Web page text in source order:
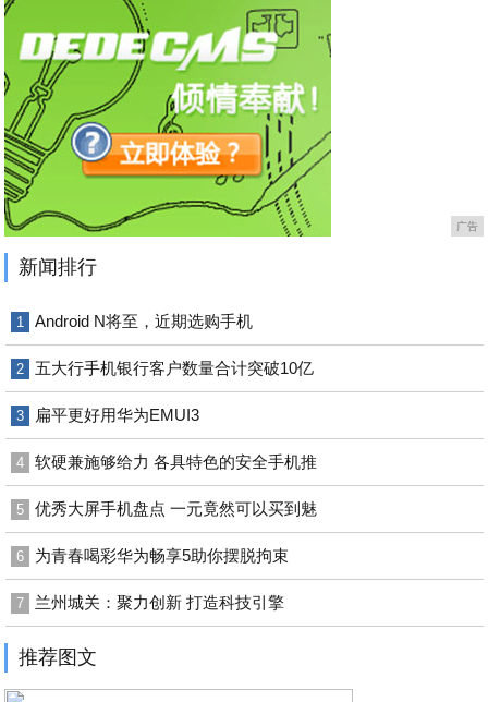
广告
新闻排行
1 Android N将至，近期选购手机
2 五大行手机银行客户数量合计突破10亿
3 扁平更好用华为EMUI3
4 软硬兼施够给力 各具特色的安全手机推
5 优秀大屏手机盘点 一元竟然可以买到魅
6 为青春喝彩华为畅享5助你摆脱拘束
7 兰州城关：聚力创新 打造科技引擎
推荐图文